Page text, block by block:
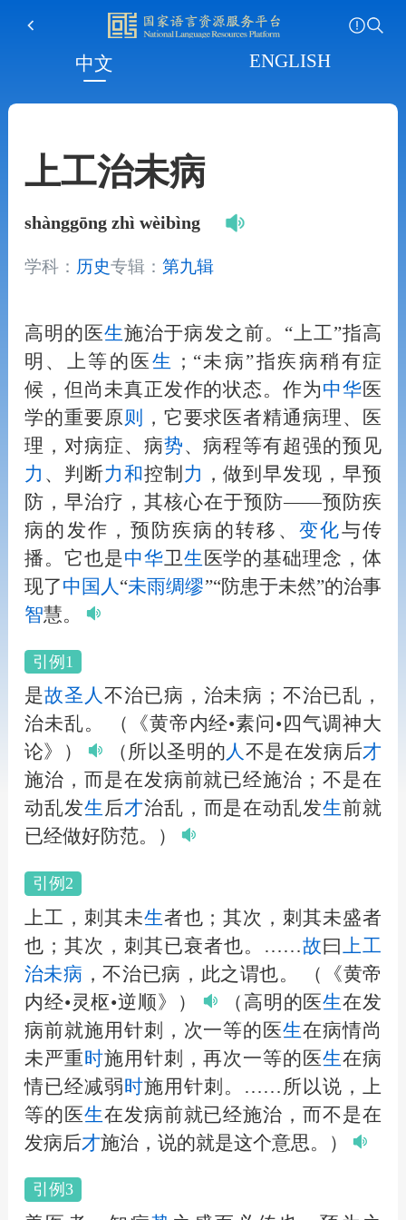
中文 ENGLISH
上工治未病
shànggōng zhì wèibìng
学科： 历史专辑： 第九辑
高明的医生施治于病发之前。“上工”指高
明、上等的医生
；“未病”指疾病稍有症
候，但尚未真正发作的状态。作为中华 医
学的重要原 则
，它要求医者精通病理、医
理，对病症、病势、病程等有超强的预见
力 、判断力和控制 力 ，做到早发现，早预
防，早治疗，其核心在于预防——预防疾
病的发作，预防疾病的转移、变化与传
播。它也是中华卫生 医学的基础理念，体
现了中国 人 “未雨绸缪”“防患于未然”的治事
智慧。
引例1
是故圣 人 不治已病，治未病；不治已乱，
治未乱。
（《黄帝内经•素问•四气调神大
论》）
（所以圣明的 人 不是在发病后才
施治，而是在发病前就已经施治；不是在
动乱发生 后才治乱，而是在动乱发生前就
已经做好防范。）
引例2
上工，刺其未生者也；其次，刺其未盛者
也；其次，刺其已衰者也。……故曰
上工
治未病 ，不治已病，此之谓也。
（《黄帝
内经•灵枢•逆顺》）
（高明的医生在发
病前就施用针刺，次一等的医生在病情尚
未严重时施用针刺，再次一等的医生在病
情已经减弱时施用针刺。……所以说，上
等的医生在发病前就已经施治，而不是在
发病后才施治，说的就是这个意思。）
引例3